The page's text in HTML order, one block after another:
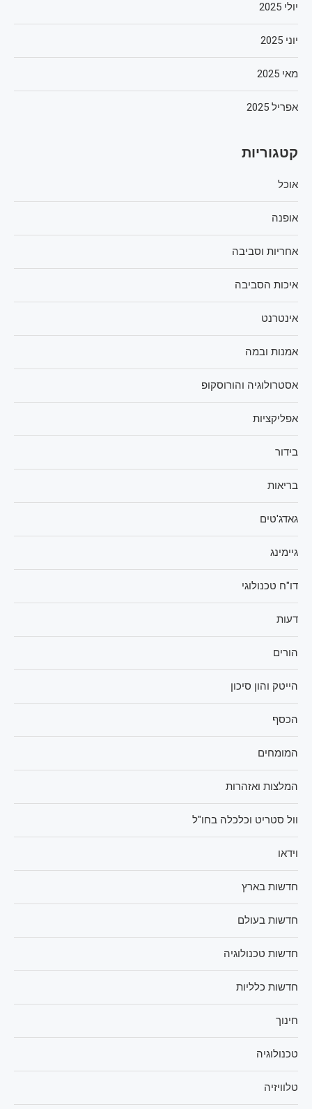
יולי 2025
יוני 2025
מאי 2025
אפריל 2025
קטגוריות
אוכל
אופנה
אחריות וסביבה
איכות הסביבה
אינטרנט
אמנות ובמה
אסטרולוגיה והורוסקופ
אפליקציות
בידור
בריאות
גאדג'טים
גיימינג
דו"ח טכנולוגי
דעות
הורים
הייטק והון סיכון
הכסף
המומחים
המלצות ואזהרות
וול סטריט וכלכלה בחו"ל
וידאו
חדשות בארץ
חדשות בעולם
חדשות טכנולוגיה
חדשות כלליות
חינוך
טכנולוגיה
טלוויזיה